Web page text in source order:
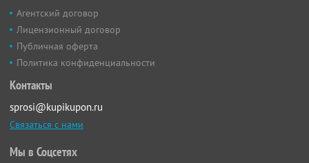
Агентский договор
Лицензионный договор
Публичная оферта
Политика конфиденциальности
Контакты
sprosi@kupikupon.ru
Связаться с нами
Мы в Соцсетях